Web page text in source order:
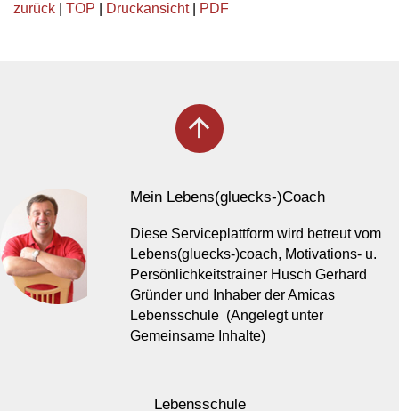
zurück TOP Druckansicht| PDF
arrow_upward
Mein Lebens(gluecks-)Coach
Diese Serviceplattform wird betreut vom
Lebens(gluecks-)coach, Motivations- u.
Persönlichkeitstrainer Husch Gerhard
Gründer und Inhaber der Amicas
Lebensschule (Angelegt unter
Gemeinsame Inhalte)
Lebensschule